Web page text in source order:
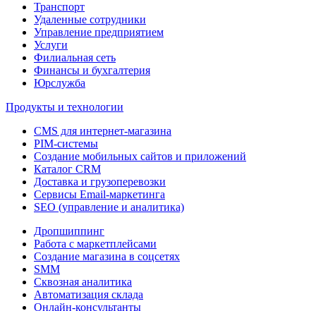
Транспорт
Удаленные сотрудники
Управление предприятием
Услуги
Филиальная сеть
Финансы и бухгалтерия
Юрслужба
Продукты и технологии
CMS для интернет-магазина
PIM-системы
Создание мобильных сайтов и приложений
Каталог CRM
Доставка и грузоперевозки
Сервисы Email-маркетинга
SEO (управление и аналитика)
Дропшиппинг
Работа с маркетплейсами
Создание магазина в соцсетях
SMM
Сквозная аналитика
Автоматизация склада
Онлайн-консультанты